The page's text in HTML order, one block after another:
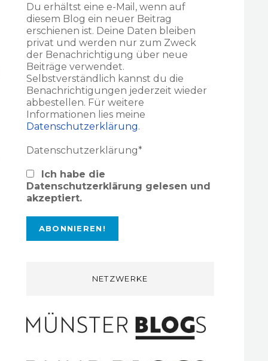
Du erhältst eine e-Mail, wenn auf
diesem Blog ein neuer Beitrag
erschienen ist. Deine Daten bleiben
privat und werden nur zum Zweck
der Benachrichtigung über neue
Beiträge verwendet.
Selbstverständlich kannst du die
Benachrichtigungen jederzeit wieder
abbestellen. Für weitere
Informationen lies meine
Datenschutzerklärung.
Datenschutzerklärung*
Ich habe die
Datenschutzerklärung gelesen und
akzeptiert.
NETZWERKE